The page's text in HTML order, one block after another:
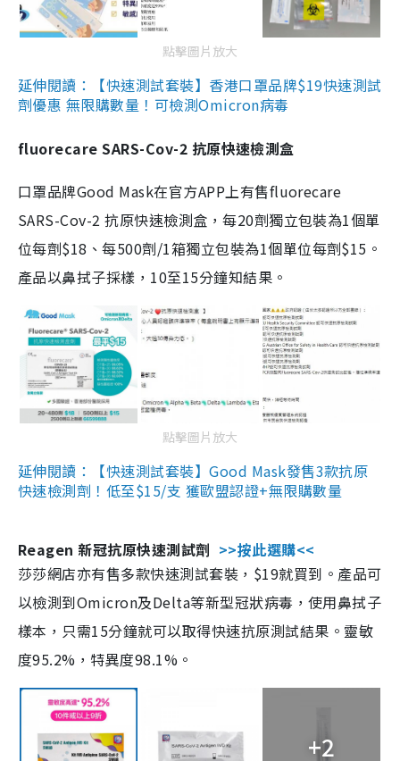
點擊圖片放大
延伸閱讀：【快速測試套裝】香港口罩品牌$19快速測試
劑優惠 無限購數量！可檢測Omicron病毒
fluorecare SARS-Cov-2 抗原快速檢測盒
口罩品牌Good Mask在官方APP上有售fluorecare
SARS-Cov-2 抗原快速檢測盒，每20劑獨立包裝為1個單
位每劑$18、每500劑/1箱獨立包裝為1個單位每劑$15。
產品以鼻拭子採樣，10至15分鐘知結果。
點擊圖片放大
延伸閱讀：【快速測試套裝】Good Mask發售3款抗原
快速檢測劑！低至$15/支 獲歐盟認證+無限購數量
Reagen 新冠抗原快速測試劑 >>按此選購<<
莎莎網店亦有售多款快速測試套裝，$19就買到。產品可
以檢測到Omicron及Delta等新型冠狀病毒，使用鼻拭子
樣本，只需15分鐘就可以取得快速抗原測試結果。靈敏
度95.2%，特異度98.1%。
+2